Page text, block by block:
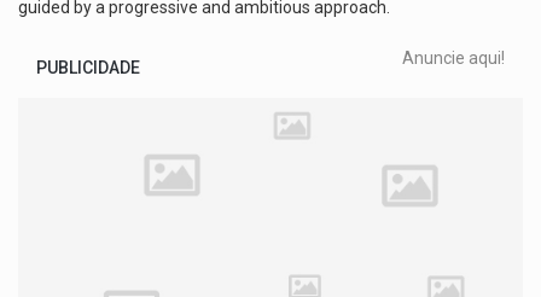
guided by a progressive and ambitious approach.
PUBLICIDADE Anuncie aqui!